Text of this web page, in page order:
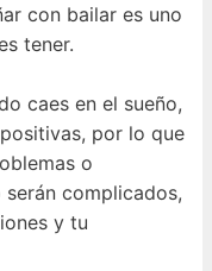
con bailar es uno
tener.
caes en el sueño,
por lo que
o
complicados,
y tu